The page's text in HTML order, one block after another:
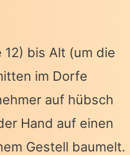
bis Alt (um die
im Dorfe
auf hübsch
Hand auf einen
Gestell baumelt.